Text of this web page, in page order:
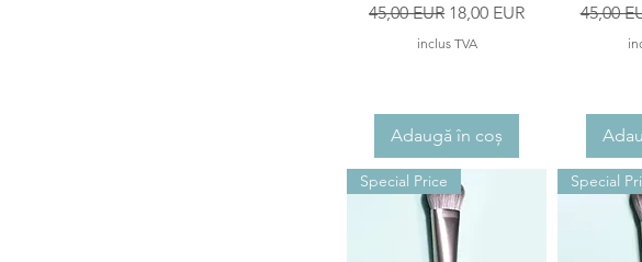
Preț normal
45,00 EUR Preț redus
18,00 EUR
inclus TVA
Adaugă în coș
Preț
45,00
Special Price Special